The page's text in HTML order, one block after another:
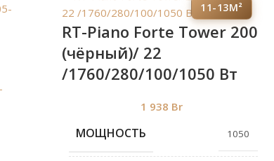
11-13М²
RT-Piano Forte Tower 200
(чёрный)/ 22
/1760/280/100/1050 Вт
1 938 Br
МОЩНОСТЬ 1050